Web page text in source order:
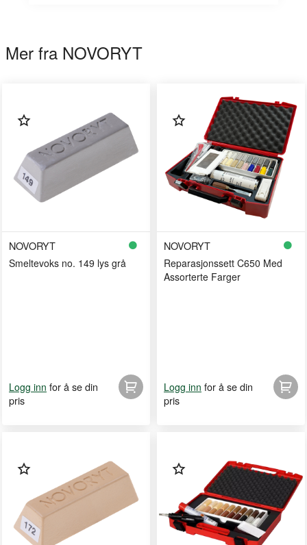
Mer fra NOVORYT
NOVORYT
Smeltevoks no. 149 lys grå
Logg inn for å se din
pris
NOVORYT
Reparasjonssett C650 Med
Assorterte Farger
Logg inn for å se din
pris